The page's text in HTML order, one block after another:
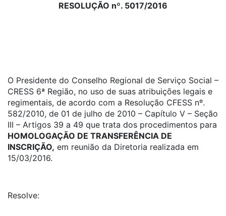
RESOLUÇÃO nº. 5017/2016
O Presidente do Conselho Regional de Serviço Social –
CRESS 6ª Região, no uso de suas atribuições legais e
regimentais, de acordo com a Resolução CFESS nº.
582/2010, de 01 de julho de 2010 – Capítulo V – Seção
III – Artigos 39 a 49 que trata dos procedimentos para
HOMOLOGAÇÃO DE TRANSFERÊNCIA DE
INSCRIÇÃO, em reunião da Diretoria realizada em
15/03/2016.
Resolve: